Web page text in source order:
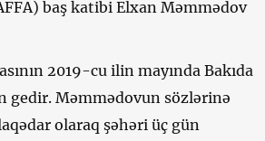
baş katibi Elxan Məmmədov
2019-cu ilin mayında Bakıda
gedir. Məmmədovun sözlərinə
olaraq şəhəri üç gün